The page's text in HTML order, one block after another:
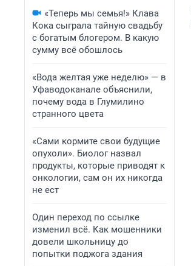
«Теперь мы семья!» Клава
Кока сыграла тайную свадьбу
с богатым блогером. В какую
сумму всё обошлось
«Вода желтая уже неделю» — в
Уфаводоканале объяснили,
почему вода в Глумилино
странного цвета
«Сами кормите свои будущие
опухоли». Биолог назвал
продукты, которые приводят к
онкологии, сам он их никогда
не ест
Один переход по ссылке
изменил всё. Как мошенники
довели школьницу до
попытки поджога здания